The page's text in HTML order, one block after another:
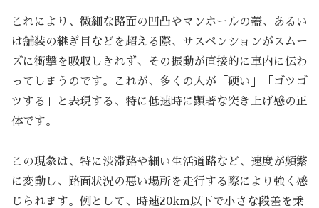
これにより、微細な路面の凹凸やマンホールの蓋、あるい
は舗装の継ぎ目などを超える際、サスペンションがスムー
ズに衝撃を吸収しきれず、その振動が直接的に車内に伝わ
ってしまうのです。これが、多くの人が「硬い」「ゴツゴ
ツする」と表現する、特に低速時に顕著な突き上げ感の正
体です。
この現象は、特に渋滞路や細い生活道路など、速度が頻繁
に変動し、路面状況の悪い場所を走行する際により強く感
じられます。例として、時速20km以下で小さな段差を乗